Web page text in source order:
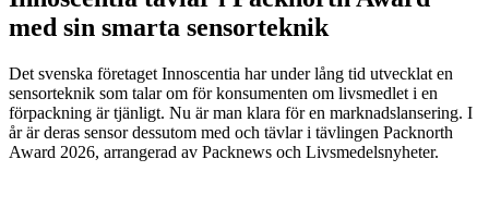
med sin smarta sensorteknik
Det svenska företaget Innoscentia har under lång tid utvecklat en
sensorteknik som talar om för konsumenten om livsmedlet i en
förpackning är tjänligt. Nu är man klara för en marknadslansering. I
år är deras sensor dessutom med och tävlar i tävlingen Packnorth
Award 2026, arrangerad av Packnews och Livsmedelsnyheter.